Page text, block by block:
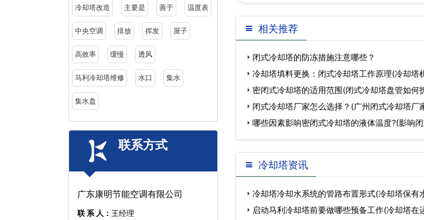
冷却塔改造 主要是 善于 温度表
中央空调 排放 挥发 屋子
高效率 缓慢 透风
马利冷却塔维修 水口 集水
集水盘
联系方式
广东康明节能空调有限公司
联 系 人： 王经理
相关推荐
闭式冷却塔的防冻措施注意哪些？
冷却塔填料更换：闭式冷却塔工作原理(冷却塔
图 密闭式冷却塔的适用范围(闭式冷却塔盘管如何
闭式冷却塔厂家怎么选择？(广州闭式冷却塔厂
哪些因素影响密闭式冷却塔的液体温度?(影响
冷却塔资讯
冷却塔冷却水系统的管路布置形式(冷却塔保有
… 启动马利冷却塔前要做哪些预备工作(冷却塔在